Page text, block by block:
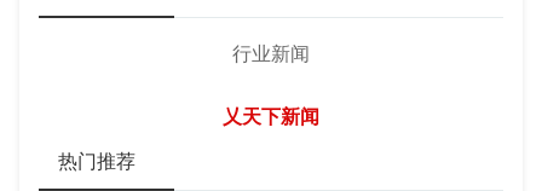
行业新闻
乂天下新闻
热门推荐